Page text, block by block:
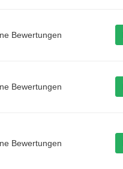
Bewertungen
Bewertungen
Bewertungen